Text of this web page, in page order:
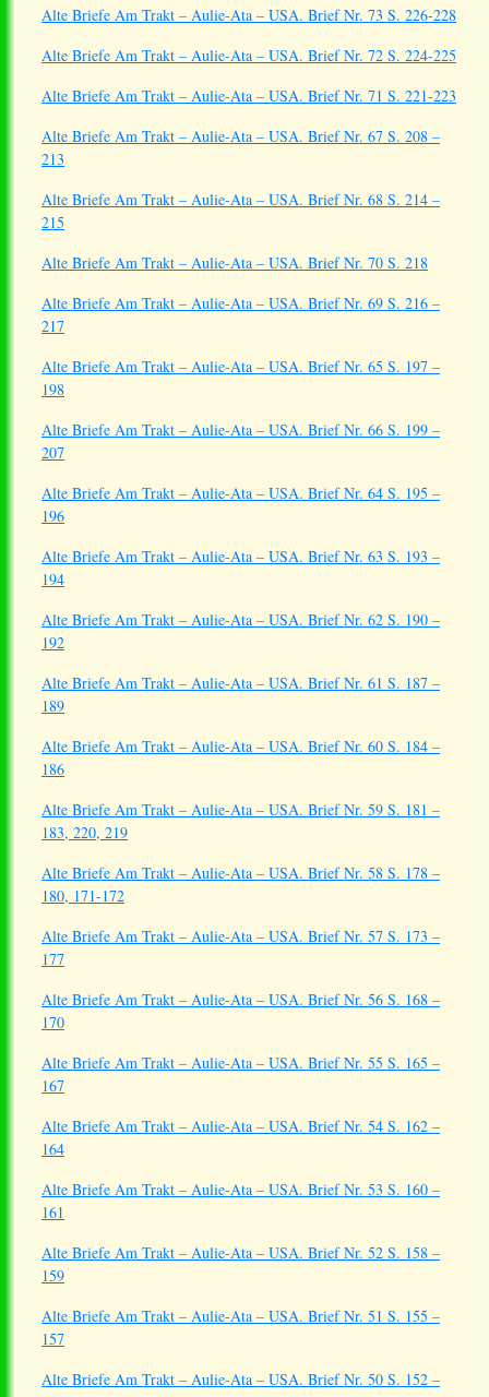
Alte Briefe Am Trakt – Aulie-Ata – USA. Brief Nr. 73 S. 226-228
Alte Briefe Am Trakt – Aulie-Ata – USA. Brief Nr. 72 S. 224-225
Alte Briefe Am Trakt – Aulie-Ata – USA. Brief Nr. 71 S. 221-223
Alte Briefe Am Trakt – Aulie-Ata – USA. Brief Nr. 67 S. 208 –
213
Alte Briefe Am Trakt – Aulie-Ata – USA. Brief Nr. 68 S. 214 –
215
Alte Briefe Am Trakt – Aulie-Ata – USA. Brief Nr. 70 S. 218
Alte Briefe Am Trakt – Aulie-Ata – USA. Brief Nr. 69 S. 216 –
217
Alte Briefe Am Trakt – Aulie-Ata – USA. Brief Nr. 65 S. 197 –
198
Alte Briefe Am Trakt – Aulie-Ata – USA. Brief Nr. 66 S. 199 –
207
Alte Briefe Am Trakt – Aulie-Ata – USA. Brief Nr. 64 S. 195 –
196
Alte Briefe Am Trakt – Aulie-Ata – USA. Brief Nr. 63 S. 193 –
194
Alte Briefe Am Trakt – Aulie-Ata – USA. Brief Nr. 62 S. 190 –
192
Alte Briefe Am Trakt – Aulie-Ata – USA. Brief Nr. 61 S. 187 –
189
Alte Briefe Am Trakt – Aulie-Ata – USA. Brief Nr. 60 S. 184 –
186
Alte Briefe Am Trakt – Aulie-Ata – USA. Brief Nr. 59 S. 181 –
183, 220, 219
Alte Briefe Am Trakt – Aulie-Ata – USA. Brief Nr. 58 S. 178 –
180, 171-172
Alte Briefe Am Trakt – Aulie-Ata – USA. Brief Nr. 57 S. 173 –
177
Alte Briefe Am Trakt – Aulie-Ata – USA. Brief Nr. 56 S. 168 –
170
Alte Briefe Am Trakt – Aulie-Ata – USA. Brief Nr. 55 S. 165 –
167
Alte Briefe Am Trakt – Aulie-Ata – USA. Brief Nr. 54 S. 162 –
164
Alte Briefe Am Trakt – Aulie-Ata – USA. Brief Nr. 53 S. 160 –
161
Alte Briefe Am Trakt – Aulie-Ata – USA. Brief Nr. 52 S. 158 –
159
Alte Briefe Am Trakt – Aulie-Ata – USA. Brief Nr. 51 S. 155 –
157
Alte Briefe Am Trakt – Aulie-Ata – USA. Brief Nr. 50 S. 152 –